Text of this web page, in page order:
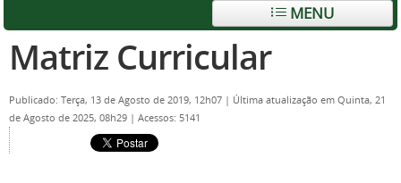
MENU
Matriz Curricular
Publicado: Terça, 13 de Agosto de 2019, 12h07 | Última atualização em Quinta, 21
de Agosto de 2025, 08h29 | Acessos: 5141